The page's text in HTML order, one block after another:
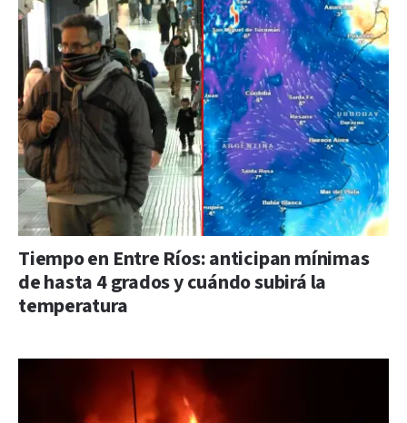
Tiempo en Entre Ríos: anticipan mínimas
de hasta 4 grados y cuándo subirá la
temperatura